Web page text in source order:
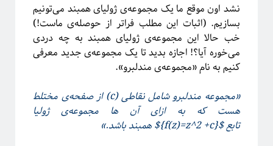
ریچارد فاینمن، فیزیک‌دان تاثیرگذار قرن گذشته
پروژه پیچیدگی برای همه
نشد اون موقع ما یک مجموعه‌ی ژولیای همبند می‌تونیم
بسازیم. (اثبات این مطلب فراتر از حوصله‌ی ماست!)
خب حالا این مجموعه‌ی ژولیای همبند به چه دردی
می‌خوره آیا؟! اجازه بدید تا یک مجموعه‌ی جدید معرفی
کنیم به نام «مجموعه‌ی مندلبرو».
«مجموعه مندلبرو شامل نقاطی (c) از صفحه‌ی مختلط
هست که به ازای آن ها مجموعه‌ی ژولیا
تابع ${f(z)=z^2 +c}$ همبند باشد.»